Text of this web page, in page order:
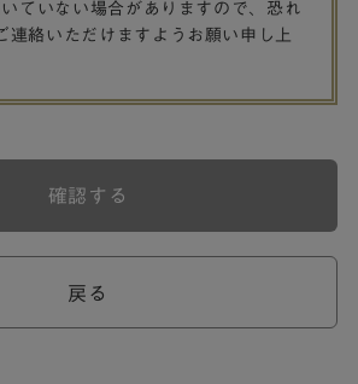
ていない場合がありますので、恐れ
連絡いただけますようお願い申し上
戻る
確認する